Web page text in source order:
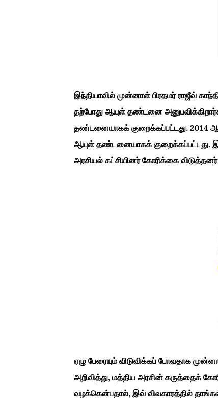
இந்தியாவில் முன்னாள் பிரதமர் ராஜீவ்
தற்போது ஆயுள் தண்டனை
தண்டனையாகக் குறைக்கப்பட்டது. 2014
ஆயுள் தண்டனையாகக் குறைக்கப்பட்டது.
அரசியல் கட்சியினர் கோரிக்கை
ஏழு பேரையும் விடுவிக்கப் போவதாக
அறிவித்து, மத்திய அரசின் கருத்தைக்
வழக்கென்பதால், இவ் விவகாரத்தில் தாங்கள்